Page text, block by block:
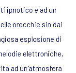
ipnotico e ad un
orecchie sin dai
esplosione di
elettroniche,
ad un'atmosfera